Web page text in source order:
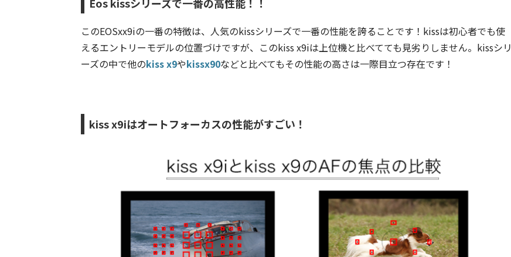
このEOSxx9iの一番の特徴は、人気のkissシリーズで一番の性能を誇ることです！kissは初心者でも使
えるエントリーモデルの位置づけですが、このkiss x9iは上位機と比べてても見劣りしません。kissシリ
ーズの中で他のkiss x9やkissx90などと比べてもその性能の高さは一際目立つ存在です！
kiss x9iはオートフォーカスの性能がすごい！